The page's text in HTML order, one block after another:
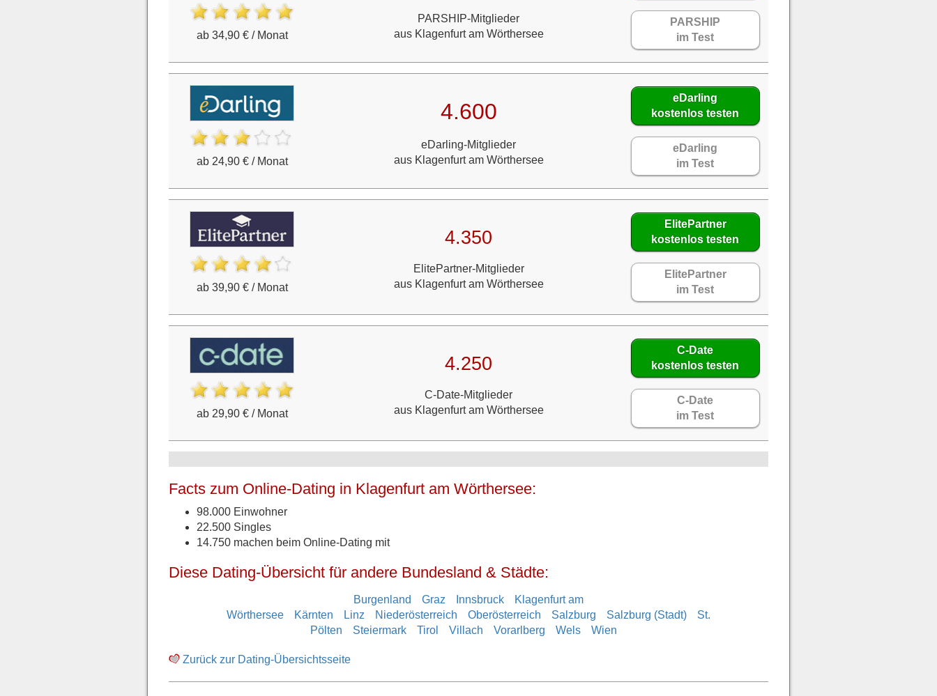
ab 34,90 € / Monat
PARSHIP-Mitglieder
aus Klagenfurt am Wörthersee
PARSHIP
im Test
ab 24,90 € / Monat
4.600
eDarling-Mitglieder
aus Klagenfurt am Wörthersee
eDarling
kostenlos testen
eDarling
im Test
ab 39,90 € / Monat
4.350
ElitePartner-Mitglieder
aus Klagenfurt am Wörthersee
ElitePartner
kostenlos testen
ElitePartner
im Test
ab 29,90 € / Monat
4.250
C-Date-Mitglieder
aus Klagenfurt am Wörthersee
C-Date
kostenlos testen
C-Date
im Test
Facts zum Online-Dating in Klagenfurt am Wörthersee:
98.000 Einwohner
22.500 Singles
14.750 machen beim Online-Dating mit
Diese Dating-Übersicht für andere Bundesland & Städte:
Burgenland Graz Innsbruck
Klagenfurt am
Wörthersee
Kärnten Linz Niederösterreich Oberösterreich Salzburg Salzburg (Stadt)
St.
Pölten
Steiermark Tirol Villach Vorarlberg Wels Wien
Zurück zur Dating-Übersichtsseite